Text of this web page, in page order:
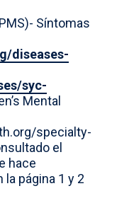
Síntomas
diseases-
syc-
Mental
specialty-
el
hace
página 1 y 2